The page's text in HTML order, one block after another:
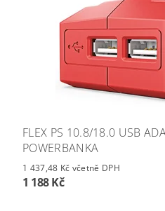
FLEX PS 10.8/18.0 USB
POWERBANKA
1 437,48 Kč včetně DPH
1 188 Kč